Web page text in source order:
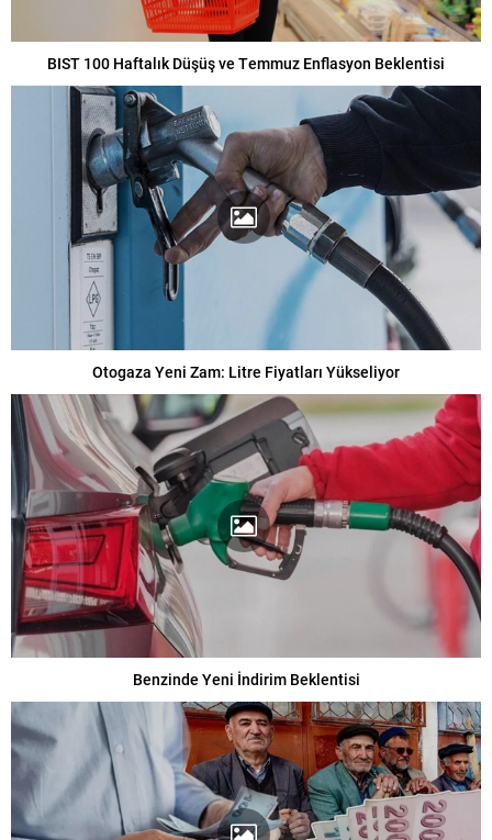
BIST 100 Haftalık Düşüş ve Temmuz Enflasyon Beklentisi
Otogaza Yeni Zam: Litre Fiyatları Yükseliyor
Benzinde Yeni İndirim Beklentisi